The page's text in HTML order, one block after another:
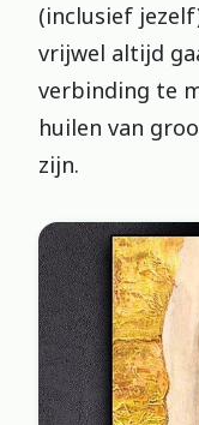
(inclusief
vrijwel altijd
verbinding te
huilen van
zijn.